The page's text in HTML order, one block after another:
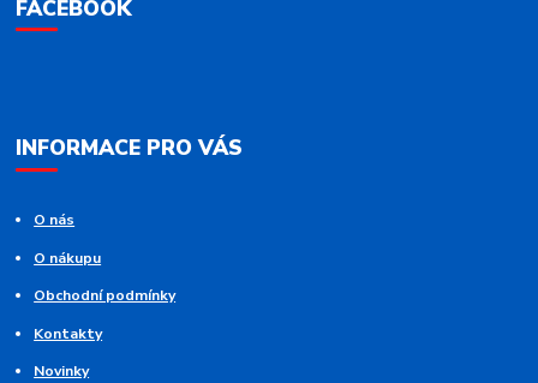
FACEBOOK
INFORMACE PRO VÁS
O nás
O nákupu
Obchodní podmínky
Kontakty
Novinky